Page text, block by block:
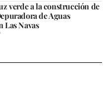
verde a la construcción de
de Aguas
Las Navas